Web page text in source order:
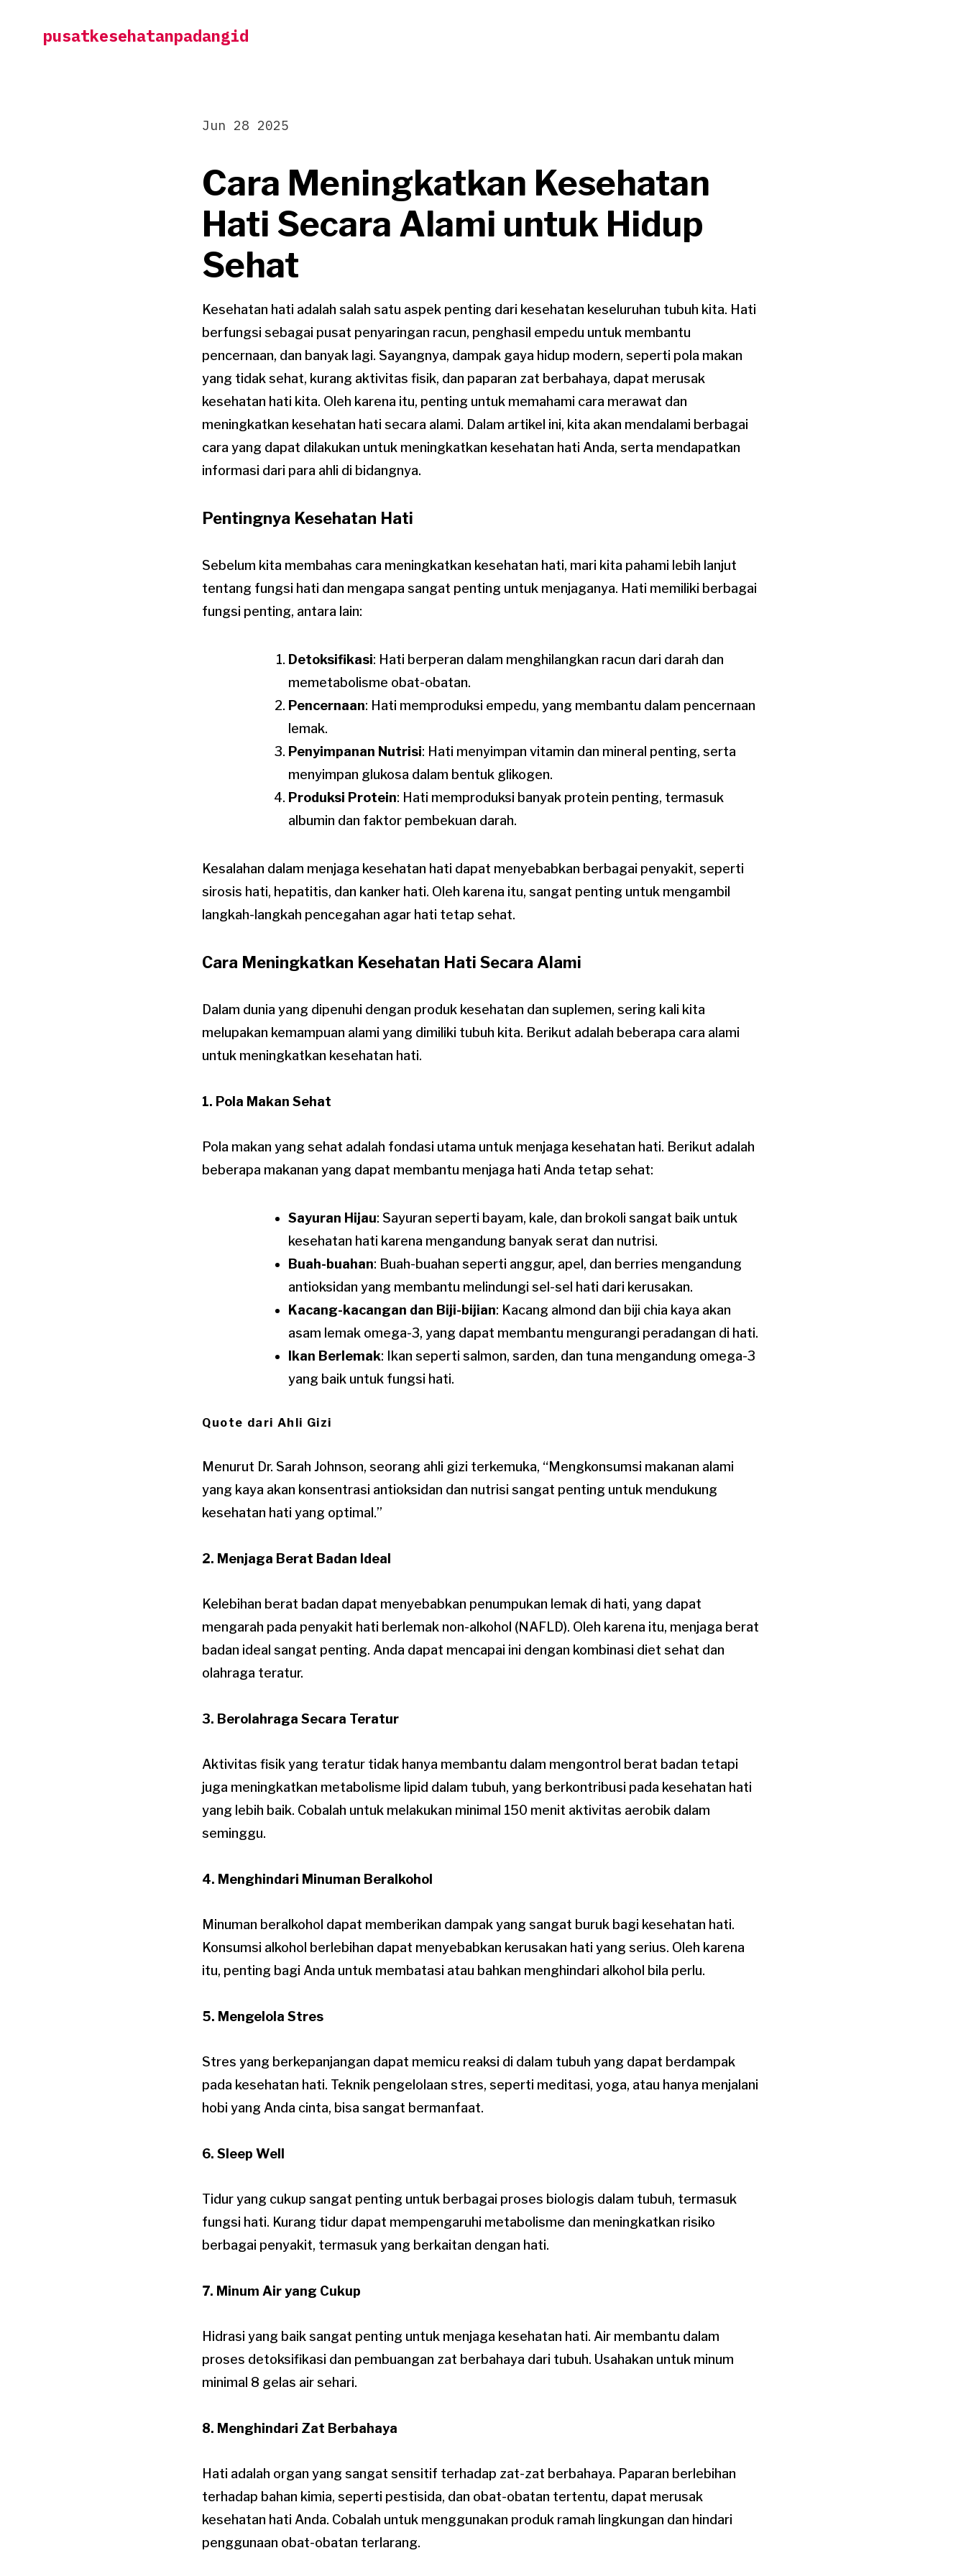
pusatkesehatanpadangid
Cara Meningkatkan Kesehatan
Hati Secara Alami untuk Hidup
Sehat
Jun 28 2025
Kesehatan hati adalah salah satu aspek penting dari kesehatan keseluruhan tubuh kita. Hati
berfungsi sebagai pusat penyaringan racun, penghasil empedu untuk membantu
pencernaan, dan banyak lagi. Sayangnya, dampak gaya hidup modern, seperti pola makan
yang tidak sehat, kurang aktivitas fisik, dan paparan zat berbahaya, dapat merusak
kesehatan hati kita. Oleh karena itu, penting untuk memahami cara merawat dan
meningkatkan kesehatan hati secara alami. Dalam artikel ini, kita akan mendalami berbagai
cara yang dapat dilakukan untuk meningkatkan kesehatan hati Anda, serta mendapatkan
informasi dari para ahli di bidangnya.
Pentingnya Kesehatan Hati
Sebelum kita membahas cara meningkatkan kesehatan hati, mari kita pahami lebih lanjut
tentang fungsi hati dan mengapa sangat penting untuk menjaganya. Hati memiliki berbagai
fungsi penting, antara lain:
Detoksifikasi: Hati berperan dalam menghilangkan racun dari darah dan
memetabolisme obat-obatan.
Pencernaan: Hati memproduksi empedu, yang membantu dalam pencernaan
lemak.
Penyimpanan Nutrisi: Hati menyimpan vitamin dan mineral penting, serta
menyimpan glukosa dalam bentuk glikogen.
Produksi Protein: Hati memproduksi banyak protein penting, termasuk
albumin dan faktor pembekuan darah.
Kesalahan dalam menjaga kesehatan hati dapat menyebabkan berbagai penyakit, seperti
sirosis hati, hepatitis, dan kanker hati. Oleh karena itu, sangat penting untuk mengambil
langkah-langkah pencegahan agar hati tetap sehat.
Cara Meningkatkan Kesehatan Hati Secara Alami
Dalam dunia yang dipenuhi dengan produk kesehatan dan suplemen, sering kali kita
melupakan kemampuan alami yang dimiliki tubuh kita. Berikut adalah beberapa cara alami
untuk meningkatkan kesehatan hati.
1. Pola Makan Sehat
Pola makan yang sehat adalah fondasi utama untuk menjaga kesehatan hati. Berikut adalah
beberapa makanan yang dapat membantu menjaga hati Anda tetap sehat:
Sayuran Hijau: Sayuran seperti bayam, kale, dan brokoli sangat baik untuk
kesehatan hati karena mengandung banyak serat dan nutrisi.
Buah-buahan: Buah-buahan seperti anggur, apel, dan berries mengandung
antioksidan yang membantu melindungi sel-sel hati dari kerusakan.
Kacang-kacangan dan Biji-bijian: Kacang almond dan biji chia kaya akan
asam lemak omega-3, yang dapat membantu mengurangi peradangan di hati.
Ikan Berlemak: Ikan seperti salmon, sarden, dan tuna mengandung omega-3
yang baik untuk fungsi hati.
Quote dari Ahli Gizi
Menurut Dr. Sarah Johnson, seorang ahli gizi terkemuka, “Mengkonsumsi makanan alami
yang kaya akan konsentrasi antioksidan dan nutrisi sangat penting untuk mendukung
kesehatan hati yang optimal.”
2. Menjaga Berat Badan Ideal
Kelebihan berat badan dapat menyebabkan penumpukan lemak di hati, yang dapat
mengarah pada penyakit hati berlemak non-alkohol (NAFLD). Oleh karena itu, menjaga berat
badan ideal sangat penting. Anda dapat mencapai ini dengan kombinasi diet sehat dan
olahraga teratur.
3. Berolahraga Secara Teratur
Aktivitas fisik yang teratur tidak hanya membantu dalam mengontrol berat badan tetapi
juga meningkatkan metabolisme lipid dalam tubuh, yang berkontribusi pada kesehatan hati
yang lebih baik. Cobalah untuk melakukan minimal 150 menit aktivitas aerobik dalam
seminggu.
4. Menghindari Minuman Beralkohol
Minuman beralkohol dapat memberikan dampak yang sangat buruk bagi kesehatan hati.
Konsumsi alkohol berlebihan dapat menyebabkan kerusakan hati yang serius. Oleh karena
itu, penting bagi Anda untuk membatasi atau bahkan menghindari alkohol bila perlu.
5. Mengelola Stres
Stres yang berkepanjangan dapat memicu reaksi di dalam tubuh yang dapat berdampak
pada kesehatan hati. Teknik pengelolaan stres, seperti meditasi, yoga, atau hanya menjalani
hobi yang Anda cinta, bisa sangat bermanfaat.
6. Sleep Well
Tidur yang cukup sangat penting untuk berbagai proses biologis dalam tubuh, termasuk
fungsi hati. Kurang tidur dapat mempengaruhi metabolisme dan meningkatkan risiko
berbagai penyakit, termasuk yang berkaitan dengan hati.
7. Minum Air yang Cukup
Hidrasi yang baik sangat penting untuk menjaga kesehatan hati. Air membantu dalam
proses detoksifikasi dan pembuangan zat berbahaya dari tubuh. Usahakan untuk minum
minimal 8 gelas air sehari.
8. Menghindari Zat Berbahaya
Hati adalah organ yang sangat sensitif terhadap zat-zat berbahaya. Paparan berlebihan
terhadap bahan kimia, seperti pestisida, dan obat-obatan tertentu, dapat merusak
kesehatan hati Anda. Cobalah untuk menggunakan produk ramah lingkungan dan hindari
penggunaan obat-obatan terlarang.